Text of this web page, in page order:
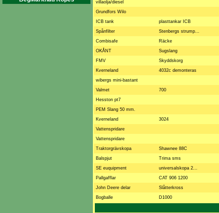
villaolja/diesel
Grundfors Wilo
ICB tank
plasttankar ICB
Spånfilter
Stenbergs strump...
Combisafe
Räcke
OKÅNT
Sugslang
FMV
Skyddskorg
Kverneland
4032c demonteras
wibergs mini-bastant
Valmet
700
Hesston pt7
PEM Slang 50 mm.
Kverneland
3024
Vattenspridare
Vattenspridare
Traktorgrävskopa
Shawnee 88C
Balspjut
Trima sms
SE euquipment
universalskopa 2...
Pallgafflar
CAT 906 1200
John Deere delar
Slåtterkross
Bogballe
D1000